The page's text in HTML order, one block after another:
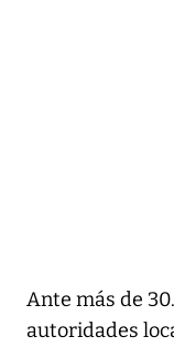
Ante más de
autoridades